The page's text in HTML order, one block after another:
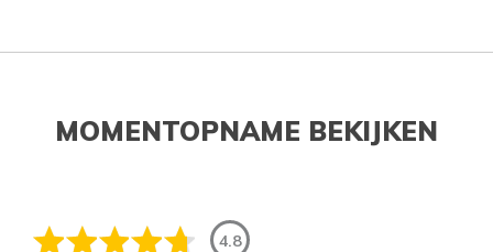
MOMENTOPNAME BEKIJKEN
4.8